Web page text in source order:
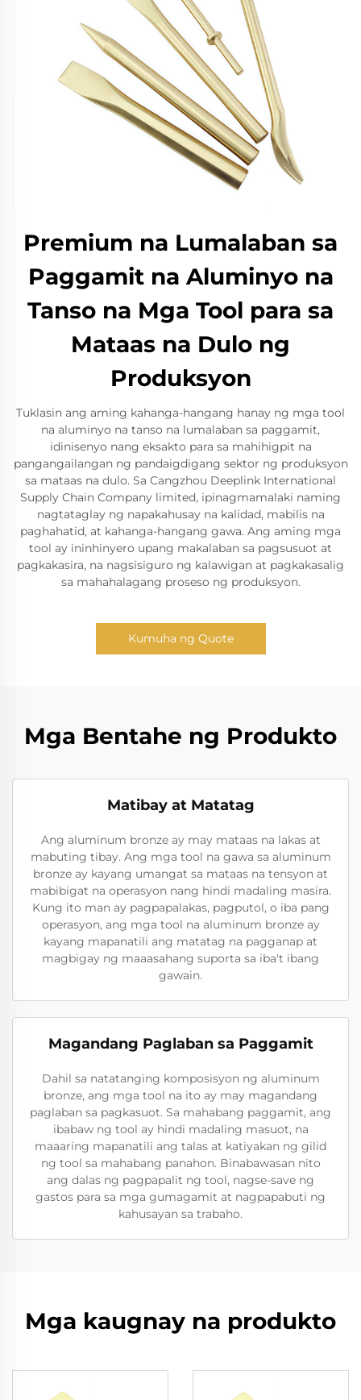
Premium na Lumalaban sa
Paggamit na Aluminyo na
Tanso na Mga Tool para sa
Mataas na Dulo ng
Produksyon
Tuklasin ang aming kahanga-hangang hanay ng mga tool
na aluminyo na tanso na lumalaban sa paggamit,
idinisenyo nang eksakto para sa mahihigpit na
pangangailangan ng pandaigdigang sektor ng produksyon
sa mataas na dulo. Sa Cangzhou Deeplink International
Supply Chain Company limited, ipinagmamalaki naming
nagtataglay ng napakahusay na kalidad, mabilis na
paghahatid, at kahanga-hangang gawa. Ang aming mga
tool ay ininhinyero upang makalaban sa pagsusuot at
pagkakasira, na nagsisiguro ng kalawigan at pagkakasalig
sa mahahalagang proseso ng produksyon.
Kumuha ng Quote
Mga Bentahe ng Produkto
Matibay at Matatag
Ang aluminum bronze ay may mataas na lakas at
mabuting tibay. Ang mga tool na gawa sa aluminum
bronze ay kayang umangat sa mataas na tensyon at
mabibigat na operasyon nang hindi madaling masira.
Kung ito man ay pagpapalakas, pagputol, o iba pang
operasyon, ang mga tool na aluminum bronze ay
kayang mapanatili ang matatag na pagganap at
magbigay ng maaasahang suporta sa iba't ibang
gawain.
Magandang Paglaban sa Paggamit
Dahil sa natatanging komposisyon ng aluminum
bronze, ang mga tool na ito ay may magandang
paglaban sa pagkasuot. Sa mahabang paggamit, ang
ibabaw ng tool ay hindi madaling masuot, na
maaaring mapanatili ang talas at katiyakan ng gilid
ng tool sa mahabang panahon. Binabawasan nito
ang dalas ng pagpapalit ng tool, nagse-save ng
gastos para sa mga gumagamit at nagpapabuti ng
kahusayan sa trabaho.
Mga kaugnay na produkto